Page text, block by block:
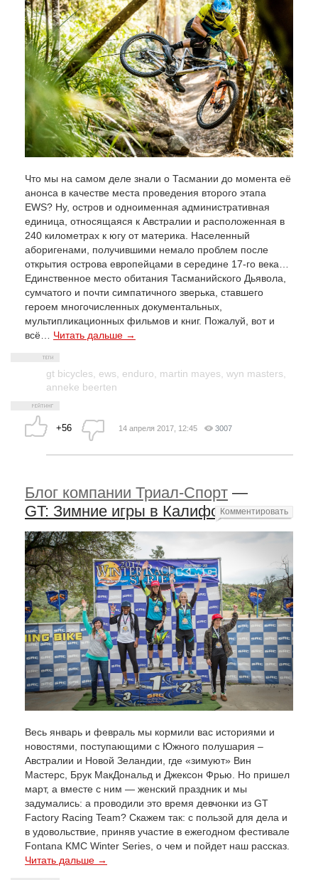
Что мы на самом деле знали о Тасмании до момента её
анонса в качестве места проведения второго этапа
EWS? Ну, остров и одноименная административная
единица, относящаяся к Австралии и расположенная в
240 километрах к югу от материка. Населенный
аборигенами, получившими немало проблем после
открытия острова европейцами в середине 17-го века…
Единственное место обитания Тасманийского Дьявола,
сумчатого и почти симпатичного зверька, ставшего
героем многочисленных документальных,
мультипликационных фильмов и книг. Пожалуй, вот и
всё… Читать дальше →
gt bicycles ews enduro martin mayes wyn masters
anneke beerten
+56 14 апреля 2017, 12:45 3007
Блог компании Триал-Спорт —
GT: Зимние игры в Калифорнии
Весь январь и февраль мы кормили вас историями и
новостями, поступающими с Южного полушария –
Австралии и Новой Зеландии, где «зимуют» Вин
Мастерс, Брук МакДональд и Джексон Фрью. Но пришел
март, а вместе с ним — женский праздник и мы
задумались: а проводили это время девчонки из GT
Factory Racing Team? Скажем так: с пользой для дела и
в удовольствие, приняв участие в ежегодном фестивале
Fontana KMC Winter Series, о чем и пойдет наш рассказ.
Читать дальше →
Комментировать